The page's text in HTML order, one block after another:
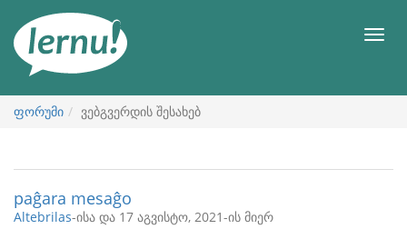
ნახვა
მენიუ
ფორუმი ვებგვერდის შესახებ
paĝara mesaĝo
Altebrilas-ისა და 17 აგვისტო, 2021-ის მიერ